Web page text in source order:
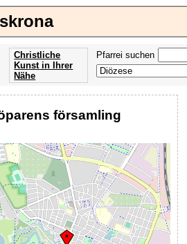
Pfarrei suchen
Christliche
Kunst in Ihrer
Nähe
församling